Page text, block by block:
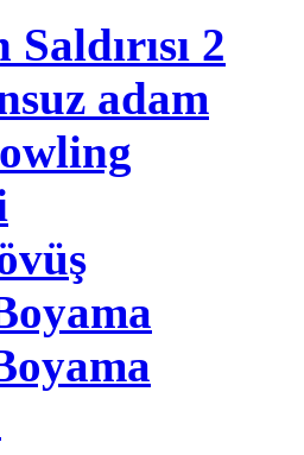
2
adam